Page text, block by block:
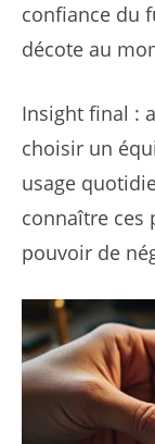
confiance du
décote au
Insight final :
choisir un
usage
connaître ces
pouvoir de